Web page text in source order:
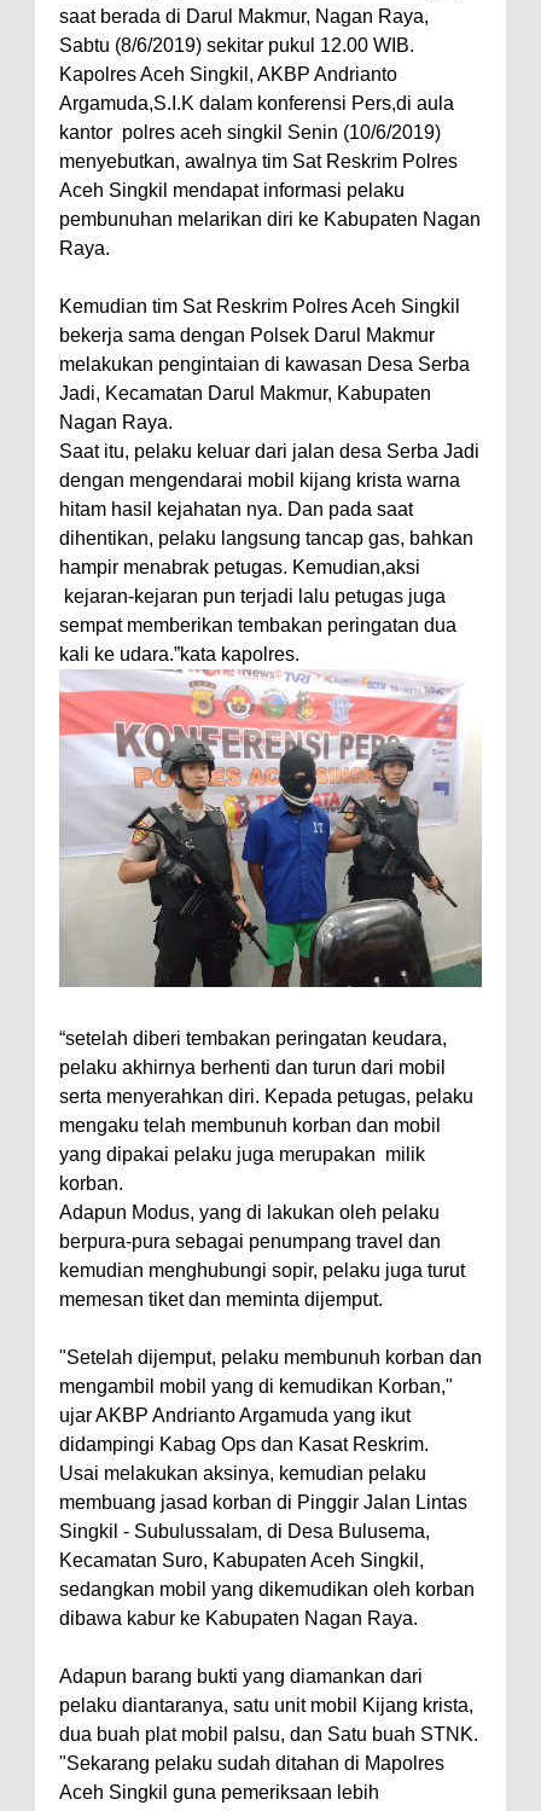
saat berada di Darul Makmur, Nagan Raya,
Sabtu (8/6/2019) sekitar pukul 12.00 WIB.
Kapolres Aceh Singkil, AKBP Andrianto
Argamuda,S.I.K dalam konferensi Pers,di aula
kantor polres aceh singkil Senin (10/6/2019)
menyebutkan, awalnya tim Sat Reskrim Polres
Aceh Singkil mendapat informasi pelaku
pembunuhan melarikan diri ke Kabupaten Nagan
Raya.
Kemudian tim Sat Reskrim Polres Aceh Singkil
bekerja sama dengan Polsek Darul Makmur
melakukan pengintaian di kawasan Desa Serba
Jadi, Kecamatan Darul Makmur, Kabupaten
Nagan Raya.
Saat itu, pelaku keluar dari jalan desa Serba Jadi
dengan mengendarai mobil kijang krista warna
hitam hasil kejahatan nya. Dan pada saat
dihentikan, pelaku langsung tancap gas, bahkan
hampir menabrak petugas. Kemudian,aksi
kejaran-kejaran pun terjadi lalu petugas juga
sempat memberikan tembakan peringatan dua
kali ke udara.”kata kapolres.
“setelah diberi tembakan peringatan keudara,
pelaku akhirnya berhenti dan turun dari mobil
serta menyerahkan diri. Kepada petugas, pelaku
mengaku telah membunuh korban dan mobil
yang dipakai pelaku juga merupakan milik
korban.
Adapun Modus, yang di lakukan oleh pelaku
berpura-pura sebagai penumpang travel dan
kemudian menghubungi sopir, pelaku juga turut
memesan tiket dan meminta dijemput.
"Setelah dijemput, pelaku membunuh korban dan
mengambil mobil yang di kemudikan Korban,"
ujar AKBP Andrianto Argamuda yang ikut
didampingi Kabag Ops dan Kasat Reskrim.
Usai melakukan aksinya, kemudian pelaku
membuang jasad korban di Pinggir Jalan Lintas
Singkil - Subulussalam, di Desa Bulusema,
Kecamatan Suro, Kabupaten Aceh Singkil,
sedangkan mobil yang dikemudikan oleh korban
dibawa kabur ke Kabupaten Nagan Raya.
Adapun barang bukti yang diamankan dari
pelaku diantaranya, satu unit mobil Kijang krista,
dua buah plat mobil palsu, dan Satu buah STNK.
"Sekarang pelaku sudah ditahan di Mapolres
Aceh Singkil guna pemeriksaan lebih